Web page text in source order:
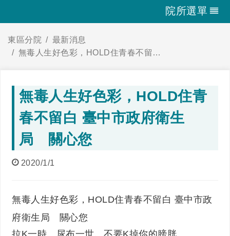
院所選單
東區分院
最新消息
無毒人生好色彩，HOLD住青春不留白 臺中市政府衛生局 關心您
無毒人生好色彩，HOLD住青
春不留白 臺中市政府衛生
局 關心您
2020/1/1
無毒人生好色彩，HOLD住青春不留白 臺中市政
府衛生局 關心您
拉K一時、尿布一世、不要K掉你的膀胱